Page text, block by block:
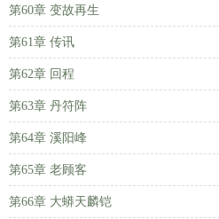
第60章 变故再生
第61章 传讯
第62章 回程
第63章 丹符阵
第64章 溪阳峰
第65章 老顾客
第66章 大蟒天麟铠